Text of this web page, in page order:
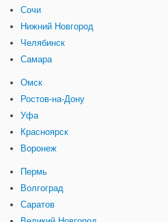
Сочи
Нижний Новгород
Челябинск
Самара
Омск
Ростов-на-Дону
Уфа
Красноярск
Воронеж
Пермь
Волгоград
Саратов